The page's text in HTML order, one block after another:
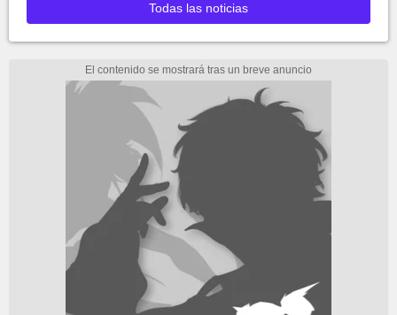
Todas las noticias